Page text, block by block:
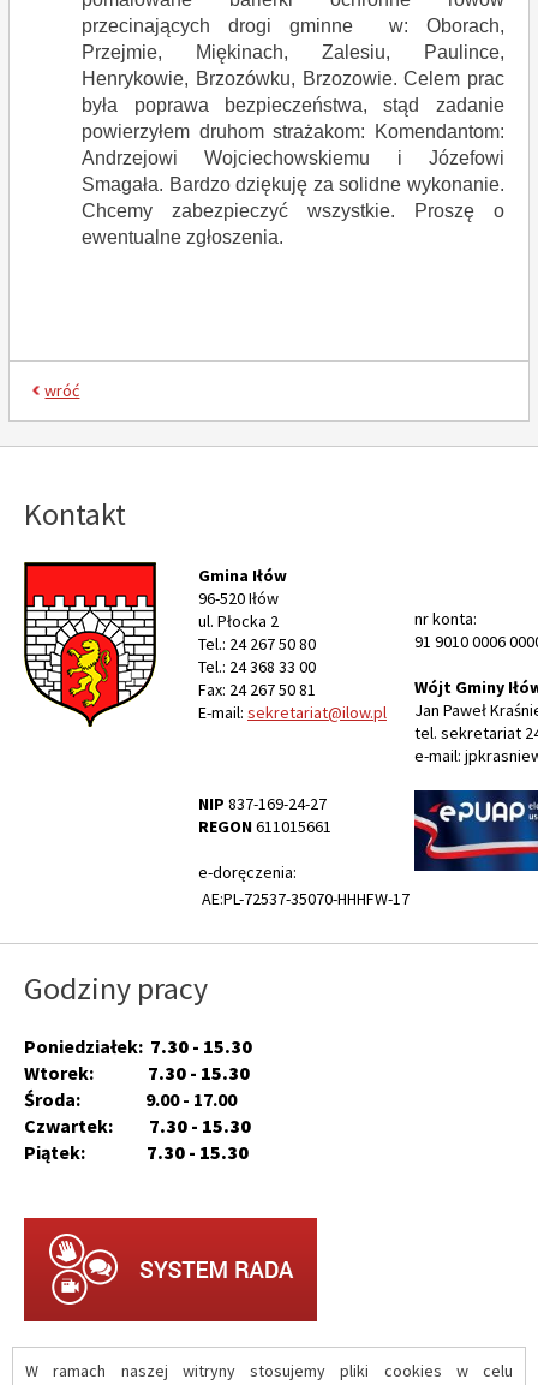
W ramach naszej witryny stosujemy pliki cookies w celu
przecinających drogi gminne w: Oborach,
Przejmie, Miękinach, Zalesiu, Paulince,
Henrykowie, Brzozówku, Brzozowie. Celem prac
była poprawa bezpieczeństwa, stąd zadanie
powierzyłem druhom strażakom: Komendantom:
Andrzejowi Wojciechowskiemu i Józefowi
Smagała. Bardzo dziękuję za solidne wykonanie.
Chcemy zabezpieczyć wszystkie. Proszę o
ewentualne zgłoszenia.
wróć
Kontakt
Gmina Iłów
96-520 Iłów
ul. Płocka 2
Tel.: 24 267 50 80
Tel.: 24 368 33 00
Fax: 24 267 50 81
E-mail: sekretariat@ilow.pl
NIP 837-169-24-27
REGON611015661
e-doręczenia:
AE:PL-72537-35070-HHHFW-17
nr konta:
91 9010 0006
Wójt Gminy
Jan Paweł
tel. sekretariat
e-mail:
Godziny pracy
Poniedziałek: 7.30 - 15.30
Wtorek: 7.30 - 15.30
Środa: 9.00 - 17.00
Czwartek: 7.30 - 15.30
Piątek: 7.30 - 15.30